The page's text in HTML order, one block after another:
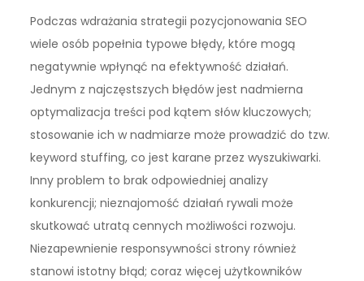
Podczas wdrażania strategii pozycjonowania SEO
wiele osób popełnia typowe błędy, które mogą
negatywnie wpłynąć na efektywność działań.
Jednym z najczęstszych błędów jest nadmierna
optymalizacja treści pod kątem słów kluczowych;
stosowanie ich w nadmiarze może prowadzić do tzw.
keyword stuffing, co jest karane przez wyszukiwarki.
Inny problem to brak odpowiedniej analizy
konkurencji; nieznajomość działań rywali może
skutkować utratą cennych możliwości rozwoju.
Niezapewnienie responsywności strony również
stanowi istotny błąd; coraz więcej użytkowników